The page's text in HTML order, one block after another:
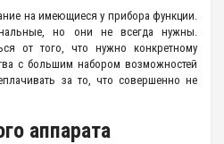
на имеющиеся у прибора функции.
но они не всегда нужны.
от того, что нужно конкретному
с большим набором возможностей
за то, что совершенно не
аппарата